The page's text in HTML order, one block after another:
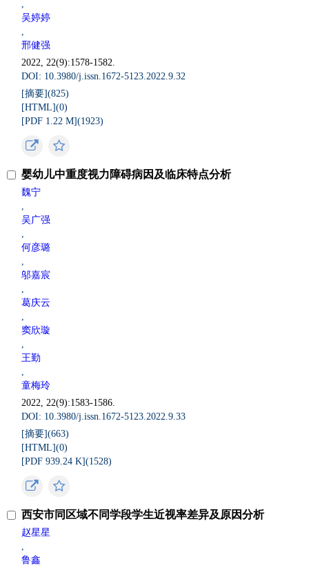
,
吴婷婷
,
邢健强
2022, 22(9):1578-1582.
DOI: 10.3980/j.issn.1672-5123.2022.9.32
[摘要](825)
[HTML](0)
[PDF 1.22 M](1923)
婴幼儿中重度视力障碍病因及临床特点分析
魏宁
,
吴广强
,
何彦璐
,
邬嘉宸
,
葛庆云
,
窦欣璇
,
王勤
,
童梅玲
2022, 22(9):1583-1586.
DOI: 10.3980/j.issn.1672-5123.2022.9.33
[摘要](663)
[HTML](0)
[PDF 939.24 K](1528)
西安市同区域不同学段学生近视率差异及原因分析
赵星星
,
鲁鑫